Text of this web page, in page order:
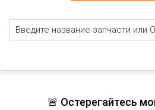
🚨 Остерегайтесь